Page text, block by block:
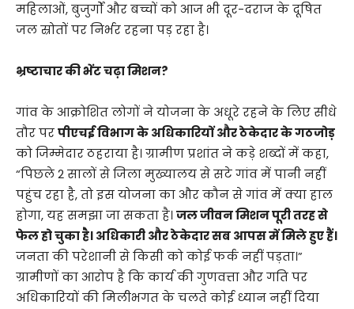
महिलाओं, बुजुर्गों और बच्चों को आज भी दूर-दराज के दूषित
जल स्रोतों पर निर्भर रहना पड़ रहा है।
भ्रष्टाचार की भेंट चढ़ा मिशन?
​गांव के आक्रोशित लोगों ने योजना के अधूरे रहने के लिए सीधे
तौर परपीएचई विभाग के अधिकारियों और ठेकेदार के गठजोड़
को जिम्मेदार ठहराया है। ग्रामीण प्रशांत ने कड़े शब्दों में कहा,
“पिछले 2 सालों से जिला मुख्यालय से सटे गांव में पानी नहीं
पहुंच रहा है, तो इस योजना का और कौन से गांव में क्या हाल
होगा, यह समझा जा सकता है।जल जीवन मिशन पूरी तरह से
फेल हो चुका है। अधिकारी और ठेकेदार सब आपस में मिले हुए हैं।
जनता की परेशानी से किसी को कोई फर्क नहीं पड़ता।”
ग्रामीणों का आरोप है कि कार्य की गुणवत्ता और गति पर
अधिकारियों की मिलीभगत के चलते कोई ध्यान नहीं दिया